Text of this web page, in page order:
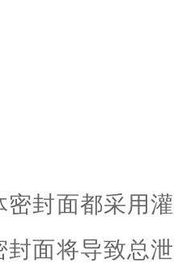
密封面都采用
封面将导致总